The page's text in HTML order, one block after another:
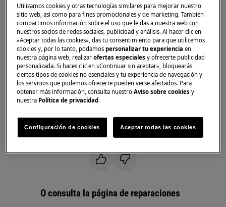
Frigoríficos combi
Solución:
1. Póngase en contacto con el Servicio técnico
oficial
El mensaje de error F1 o F2 en el indicador es
señal de un problema con el termostato.
Servicio Técnico Oficial.
¿Le ha resultado útil este artículo?
O consulta la página de reparaciones
Utilizamos cookies y otras tecnologías similares para mejorar nuestro
sitio web, así como para fines promocionales y de marketing. También
compartimos información sobre el uso que le das a nuestra web con
nuestros socios de redes sociales, publicidad y análisis. Al hacer clic en
«Aceptar todas las cookies», das tu consentimiento para que utilicemos
cookies y, por lo tanto, podamospersonalizar tu experienciaen
nuestra página web, realizarofertas especiales y ofrecerte publicidad
personalizada. Si haces clic en «Continuar sin aceptar», bloquearás
ciertos tipos de cookies no esenciales y tu experiencia de navegación y
los servicios que podemos ofrecerte pueden verse afectados. Para
obtener más información, consulta nuestroAviso sobre cookies y
nuestra Política de privacidad.
Configuración de cookies Aceptar todas las cookies